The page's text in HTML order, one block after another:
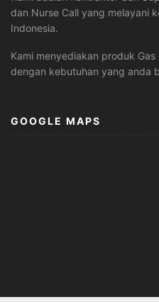
dan Nurse Call yang melayani
Indonesia.
Kami menyediakan produk
dengan kebutuhan yang anda
GOOGLE MAPS